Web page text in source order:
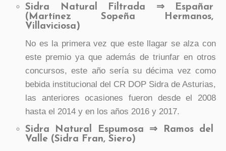
Sidra Natural Filtrada ⇒ Españar
(Martínez Sopeña Hermanos,
Villaviciosa)
No es la primera vez que este llagar se alza con
este premio ya que además de triunfar en otros
concursos, este año sería su décima vez como
bebida institucional del CR DOP Sidra de Asturias,
las anteriores ocasiones fueron desde el 2008
hasta el 2014 y en los años 2016 y 2017.
Sidra Natural Espumosa ⇒ Ramos del
Valle (Sidra Fran, Siero)